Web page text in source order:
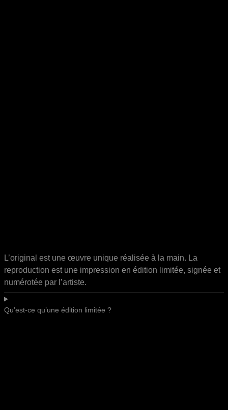
L’original est une œuvre unique réalisée à la main. La
reproduction est une impression en édition limitée, signée et
numérotée par l’artiste.
Qu’est-ce qu’une édition limitée ?